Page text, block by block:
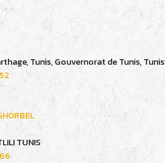
Tunis, Gouvernorat de Tunis,
TUNIS